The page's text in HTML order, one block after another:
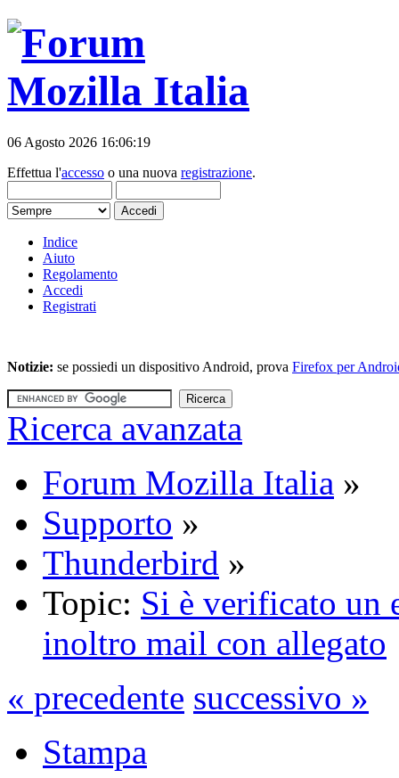
06 Agosto 2026 16:06:19
Effettua l'accesso o una nuova registrazione.
Indice
Aiuto
Regolamento
Accedi
Registrati
Notizie: se possiedi un dispositivo Android, prova Firefox per
Ricerca avanzata
Forum Mozilla Italia »
Supporto »
Thunderbird »
Topic: Si è verificato un
inoltro mail con allegato
« precedente successivo »
Stampa